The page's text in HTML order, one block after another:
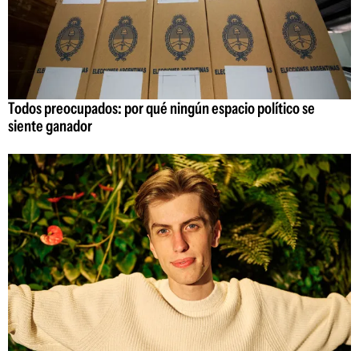
Todos preocupados: por qué ningún espacio político se
siente ganador